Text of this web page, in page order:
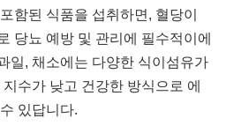
함된 식품을 섭취하면, 혈당이
당뇨 예방 및 관리에 필수적이에
일, 채소에는 다양한 식이섬유가
수가 낮고 건강한 방식으로 에
있답니다.